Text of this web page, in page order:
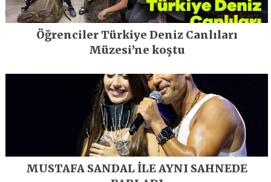
Öğrenciler Türkiye Deniz Canlıları
Müzesi’ne koştu
MUSTAFA SANDAL İLE AYNI SAHNEDE